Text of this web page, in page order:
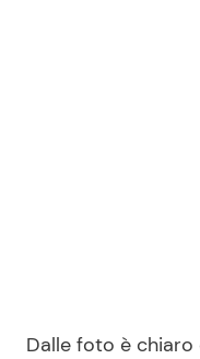
Dalle foto è chiaro